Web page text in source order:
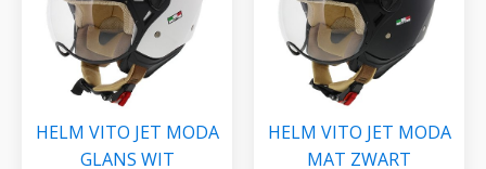
HELM VITO JET MODA
GLANS WIT
HELM VITO JET MODA
MAT ZWART